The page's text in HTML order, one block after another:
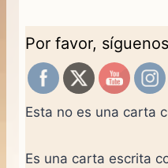
Por favor,
Esta no es una carta
Es una carta escrita